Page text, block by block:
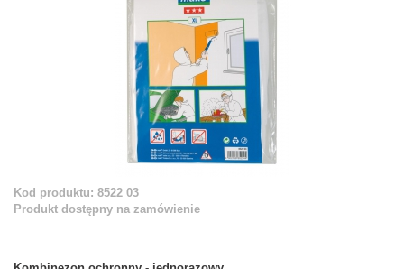
Kod produktu: 8522 03
Produkt dostępny na zamówienie